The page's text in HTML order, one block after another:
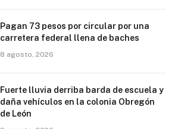
Pagan 73 pesos por circular por una
carretera federal llena de baches
8 agosto, 2026
Fuerte lluvia derriba barda de escuela y
daña vehículos en la colonia Obregón
de León